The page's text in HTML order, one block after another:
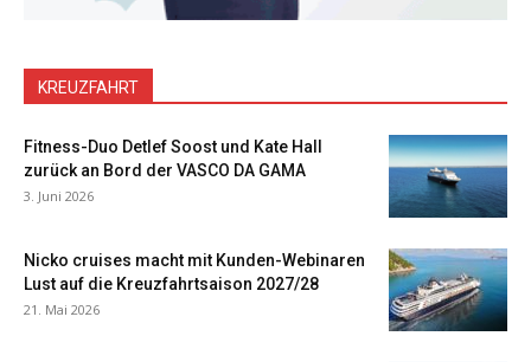
KREUZFAHRT
Fitness-Duo Detlef Soost und Kate Hall
zurück an Bord der VASCO DA GAMA
3. Juni 2026
Nicko cruises macht mit Kunden-Webinaren
Lust auf die Kreuzfahrtsaison 2027/28
21. Mai 2026